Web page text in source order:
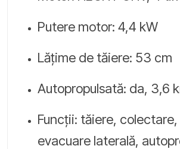
Putere motor: 4,4 kW
Lățime de tăiere: 53 cm
Autopropulsată: da, 3,6
Funcții: tăiere, colectare,
evacuare laterală,